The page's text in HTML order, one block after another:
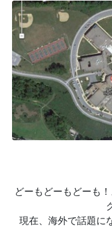
どーもどーもどーも
現在、海外で話題に